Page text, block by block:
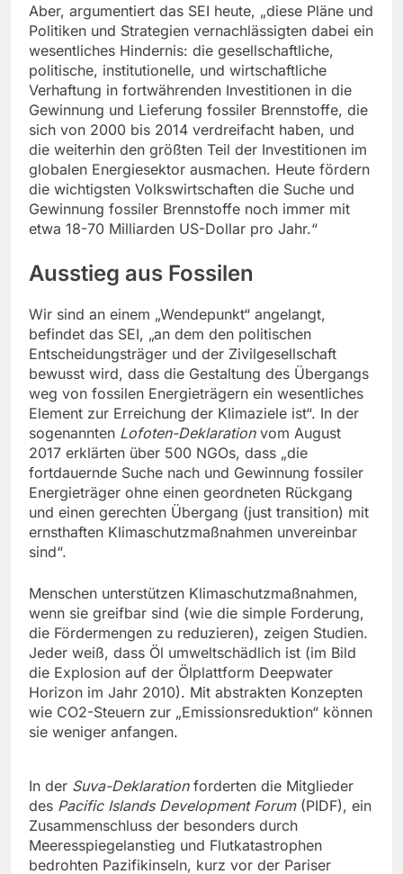
Aber, argumentiert das SEI heute, „diese Pläne und
Politiken und Strategien vernachlässigten dabei ein
wesentliches Hindernis: die gesellschaftliche,
politische, institutionelle, und wirtschaftliche
Verhaftung in fortwährenden Investitionen in die
Gewinnung und Lieferung fossiler Brennstoffe, die
sich von 2000 bis 2014 verdreifacht haben, und
die weiterhin den größten Teil der Investitionen im
globalen Energiesektor ausmachen. Heute fördern
die wichtigsten Volkswirtschaften die Suche und
Gewinnung fossiler Brennstoffe noch immer mit
etwa 18-70 Milliarden US-Dollar pro Jahr.“
Ausstieg aus Fossilen
Wir sind an einem „Wendepunkt“ angelangt,
befindet das SEI, „an dem den politischen
Entscheidungsträger und der Zivilgesellschaft
bewusst wird, dass die Gestaltung des Übergangs
weg von fossilen Energieträgern ein wesentliches
Element zur Erreichung der Klimaziele ist“. In der
sogenannten Lofoten-Deklarationvom August
2017 erklärten über 500 NGOs, dass „die
fortdauernde Suche nach und Gewinnung fossiler
Energieträger ohne einen geordneten Rückgang
und einen gerechten Übergang (just transition) mit
ernsthaften Klimaschutzmaßnahmen unvereinbar
sind“.
Menschen unterstützen Klimaschutzmaßnahmen,
wenn sie greifbar sind (wie die simple Forderung,
die Fördermengen zu reduzieren), zeigen Studien.
Jeder weiß, dass Öl umweltschädlich ist (im Bild
die Explosion auf der Ölplattform Deepwater
Horizon im Jahr 2010). Mit abstrakten Konzepten
wie CO2-Steuern zur „Emissionsreduktion“ können
sie weniger anfangen.
In der Suva-Deklaration forderten die Mitglieder
des Pacific Islands Development Forum(PIDF), ein
Zusammenschluss der besonders durch
Meeresspiegelanstieg und Flutkatastrophen
bedrohten Pazifikinseln, kurz vor der Pariser